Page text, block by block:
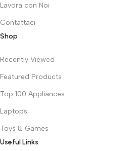
Lavora con Noi
Contattaci
Shop
Recently Viewed
Featured Products
Top 100 Appliances
Laptops
Toys & Games
Useful Links